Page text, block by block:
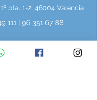
pta. 1-2. 46004 Valencia
111 | 96 351 67 88
17. 46940 Manises